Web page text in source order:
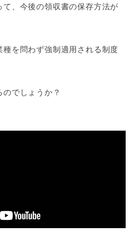
て、今後の領収書の保存方法が
を問わず強制適用される制度
でしょうか？